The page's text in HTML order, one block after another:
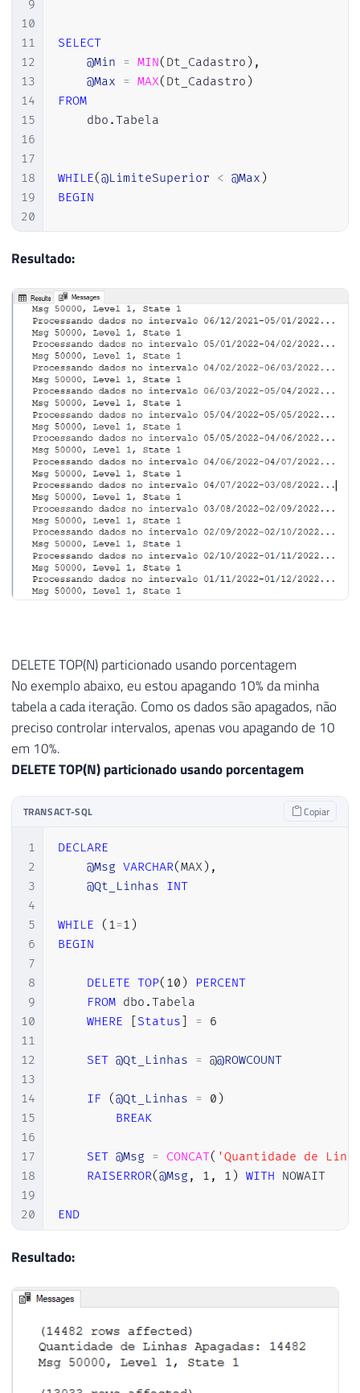
9
10
11
12
13
14
15
16
17
18
19
20
21
22
24
25
26
27
28
29
30
31
32
33
34
35
36
37
38
39
40
43
44
45
47
SELECT
@Min = MIN( Dt_Cadastro ) ,
@Max = MAX( Dt_Cadastro )
FROM
    dbo
.Tabela
WHILE(@LimiteSuperior < @Max )
BEGIN
UPDATE
        A
SET
        Dt_Registro
= (CASE
WHEN ISNUMERIC(A .
WHEN
LEN
ELSE
CONVERT
END)
FROM
        dbo
. Tabela A
WHERE
        Dt_Cadastro
AND Dt_Cadastro < @LimiteSuperior
SET @Msg = CONCAT('Processando
RAISERROR
, NOWAIT
END
Resultado:
DELETE TOP(N) particionado usando porcentagem
No exemplo abaixo, eu estou apagando 10% da minha
tabela a cada iteração. Como os dados são apagados, não
preciso controlar intervalos, apenas vou apagando de 10
em 10%.
DELETE TOP(N) particionado usando porcentagem
TRANSACT-SQL Copiar
1
2
3
4
5
6
7
8
9
10
11
12
13
14
15
16
17
18
19
20
DECLARE
@Msg VARCHAR(MAX) ,
@Qt_Linhas INT
WHILE ( 1=1 )
BEGIN
DELETE TOP( 10 )
PERCENT
FROM dbo .Tabela
WHERE
[Status] = 6
SET @Qt_Linhas = @@ROWCOUNT
IF (@Qt_Linhas = 0 )
BREAK
SET @Msg = CONCAT( 'Quantidade de
RAISERROR(@Msg, 1 , 1 ) WITH NOWAIT
END
Resultado: